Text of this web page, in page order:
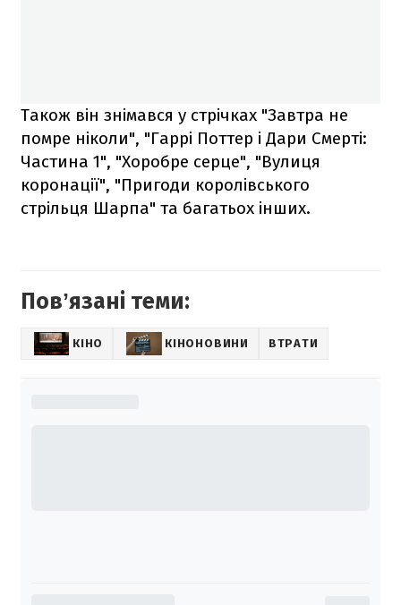
Також він знімався у стрічках "Завтра не
помре ніколи", "Гаррі Поттер і Дари Смерті:
Частина 1", "Хоробре серце", "Вулиця
коронації", "Пригоди королівського
стрільця Шарпа" та багатьох інших.
Повʼязані теми:
КІНО КІНОНОВИНИ ВТРАТИ